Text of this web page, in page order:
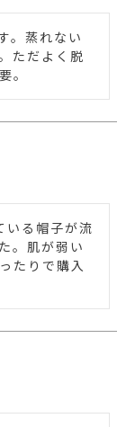
。蒸れない
ただよく脱
。
いる帽子が流
。肌が弱い
たりで購入